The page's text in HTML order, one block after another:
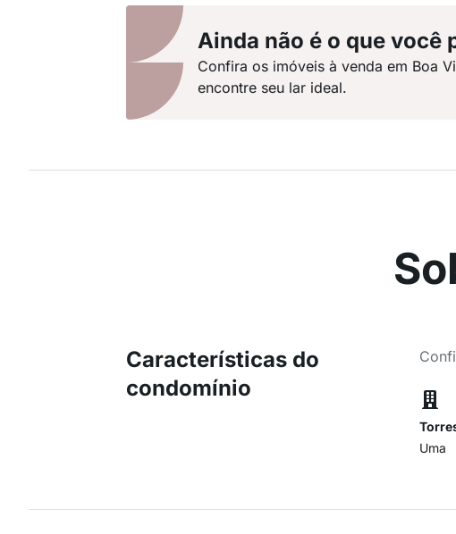
Ainda não é o que você
Confira os imóveis à venda em Boa
encontre seu lar ideal.
Características do
condomínio
Uma